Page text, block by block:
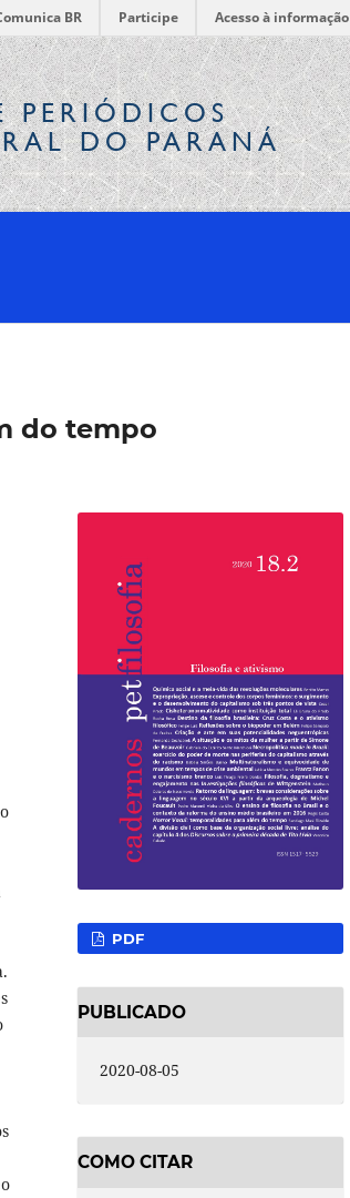
BR Participe Acesso à informação
PERIÓDICOS
DO PARANÁ
do tempo
PDF
PUBLICADO
2020-08-05
COMO CITAR